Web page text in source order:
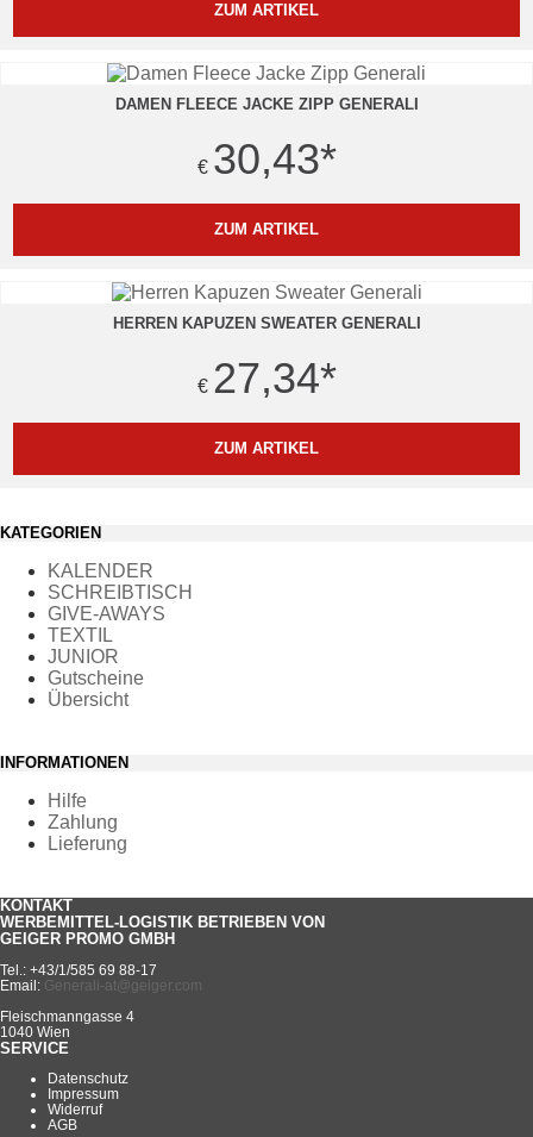
ZUM ARTIKEL
DAMEN FLEECE JACKE ZIPP GENERALI
€ 30,43*
ZUM ARTIKEL
HERREN KAPUZEN SWEATER GENERALI
€ 27,34*
ZUM ARTIKEL
KATEGORIEN
KALENDER
SCHREIBTISCH
GIVE-AWAYS
TEXTIL
JUNIOR
Gutscheine
Übersicht
INFORMATIONEN
Hilfe
Zahlung
Lieferung
KONTAKT
WERBEMITTEL-LOGISTIK BETRIEBEN VON
GEIGER PROMO GMBH
Tel.: +43/1/585 69 88-17
Email: Generali-at@geiger.com
Fleischmanngasse 4
1040 Wien
SERVICE
Datenschutz
Impressum
Widerruf
AGB